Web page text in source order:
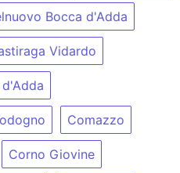
Bocca d'Adda
Vidardo
Comazzo
Corno Giovine